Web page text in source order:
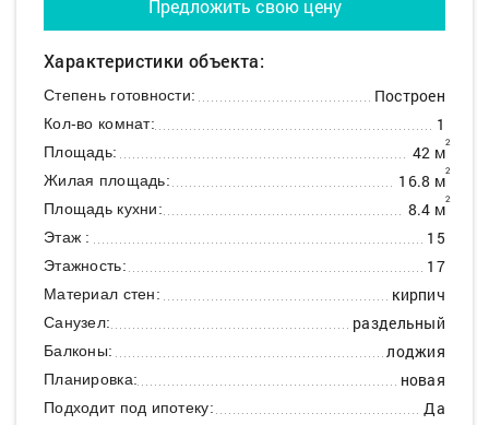
Предложить свою цену
Характеристики объекта:
Степень готовности: Построен
Кол-во комнат: 1
Площадь: 42 м2
Жилая площадь: 16.8 м2
Площадь кухни: 8.4 м2
Этаж : 15
Этажность: 17
Материал стен: кирпич
Санузел: раздельный
Балконы: лоджия
Планировка: новая
Подходит под ипотеку: Да